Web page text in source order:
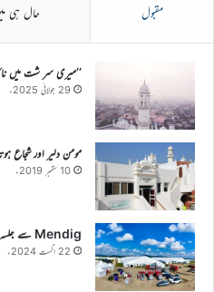
مقبول حال ہی
’’میری سر شت میں
29 جولائی 2025ء
مومن دلیر اور شجاع
10 ستمبر 2019ء
Mendig سے جلسہ سالانہ جرمنی کی تیاری کی ایک رپورٹ
22 اگست 2024ء